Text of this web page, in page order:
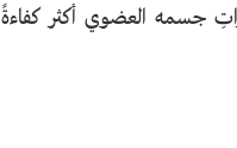
جسمه العضوي أكثر كفاءةً